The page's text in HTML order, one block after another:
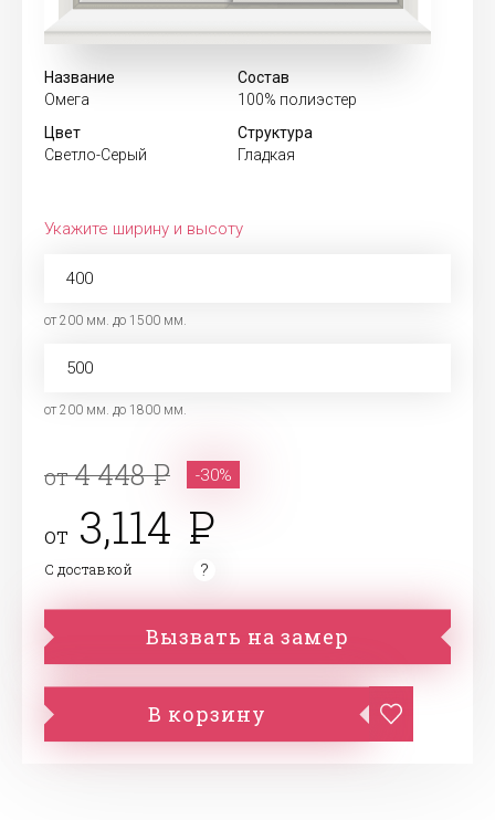
Название
Омега
Состав
100% полиэстер
Цвет
Светло-Серый
Структура
Гладкая
Укажите ширину и высоту
от 200 мм. до 1500 мм.
от 200 мм. до 1800 мм.
от4 448 -30%
от 3,114
С доставкой
Вызвать на замер
В корзину